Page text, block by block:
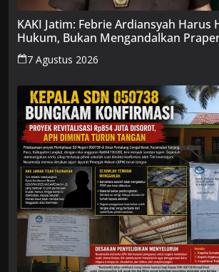
KAKI Jatim: Febrie Ardiansyah Harus
Hukum, Bukan Mengandalkan
7 Agustus 2026